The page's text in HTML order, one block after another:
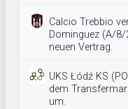
Calcio Trebbio
Dominguez (A/
neuen Vertrag.
UKS Łódź KS
dem
um.